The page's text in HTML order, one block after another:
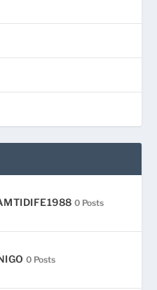
0 Posts
0 Posts